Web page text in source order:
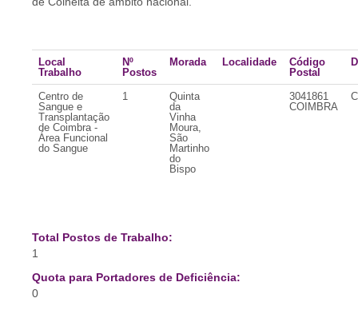
Local
Trabalho
Nº
Postos
Morada Localidade
Código
Postal
Centro de
Sangue e
Transplantação
de Coimbra -
Área Funcional
do Sangue
1
Quinta
da
Vinha
Moura,
São
Martinho
do
Bispo
3041861
COIMBRA
Total Postos de Trabalho:
1
Quota para Portadores de Deficiência:
0